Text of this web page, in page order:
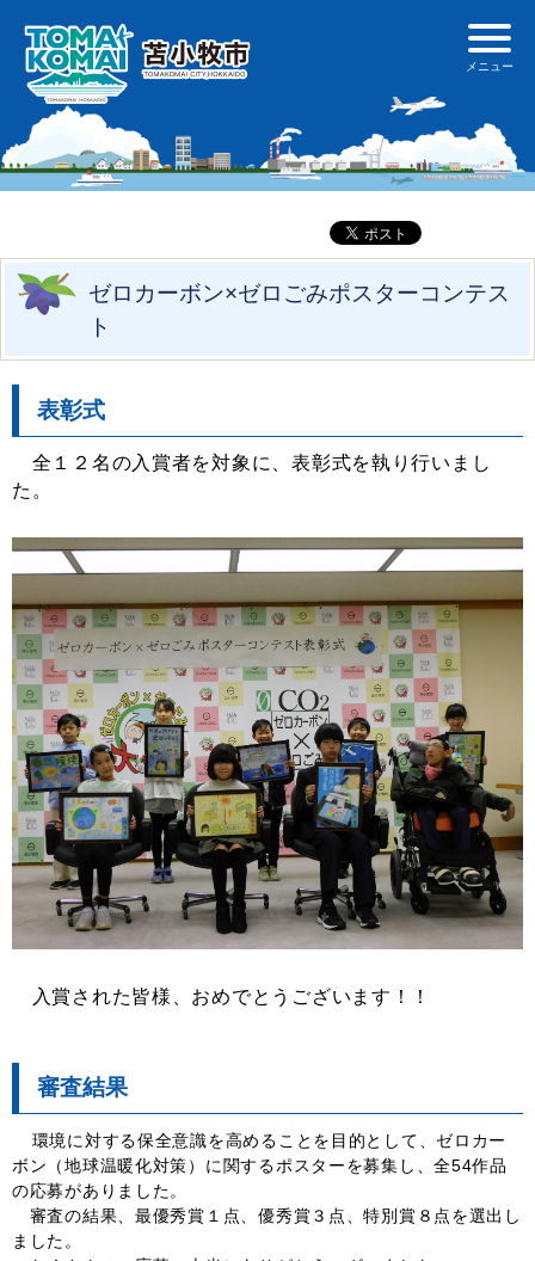
ゼロカーボン×ゼロごみポスターコンテス
ト
表彰式
全１２名の入賞者を対象に、表彰式を執り行いまし
た。
入賞された皆様、おめでとうございます！！
審査結果
環境に対する保全意識を高めることを目的として、ゼロカー
ボン（地球温暖化対策）に関するポスターを募集し、全54作品
の応募がありました。
審査の結果、最優秀賞１点、優秀賞３点、特別賞８点を選出し
ました。